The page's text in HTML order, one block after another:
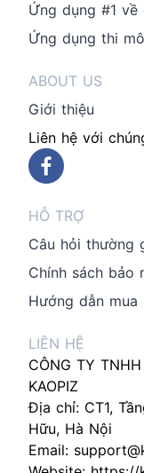
Ứng dụng #1 về
Ứng dụng thi
ABOUT US
Giới thiệu
Liên hệ với
HỖ TRỢ
Câu hỏi thường
Chính sách bảo
Hướng dẫn
LIÊN HỆ
CÔNG TY
KAOPIZ
Địa chỉ: CT1,
Hữu, Hà Nội
Email: